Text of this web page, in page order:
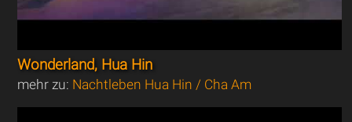
Wonderland, Hua Hin
mehr zu: Nachtleben Hua Hin / Cha Am